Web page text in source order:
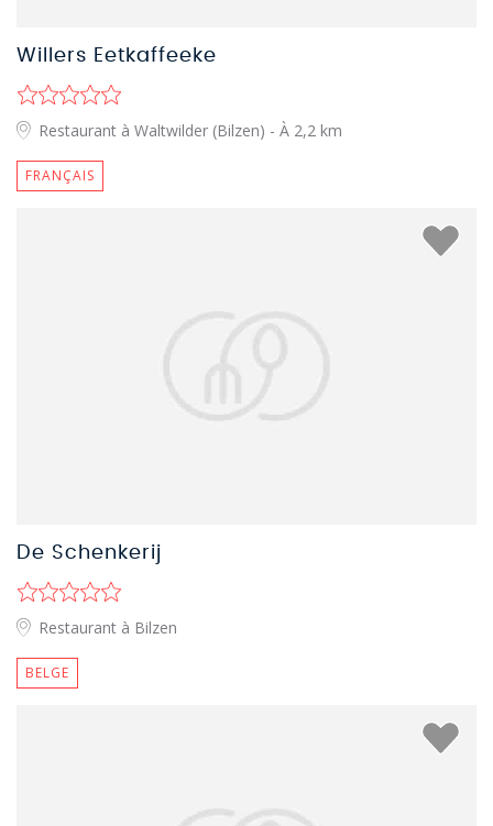
Willers Eetkaffeeke
Restaurant à Waltwilder (Bilzen) - À 2,2 km
FRANÇAIS
De Schenkerij
Restaurant à Bilzen
BELGE